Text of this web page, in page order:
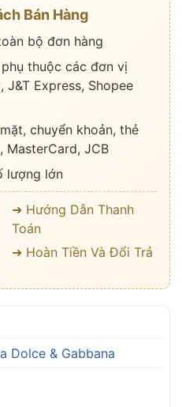
Bán Hàng
bộ đơn hàng
thuộc các đơn vị
J&T Express, Shopee
chuyển khoản, thẻ
MasterCard, JCB
lượng lớn
➜ Hướng Dẫn Thanh
Toán
➜ Hoàn Tiền Và Đổi Trả
Dolce & Gabbana